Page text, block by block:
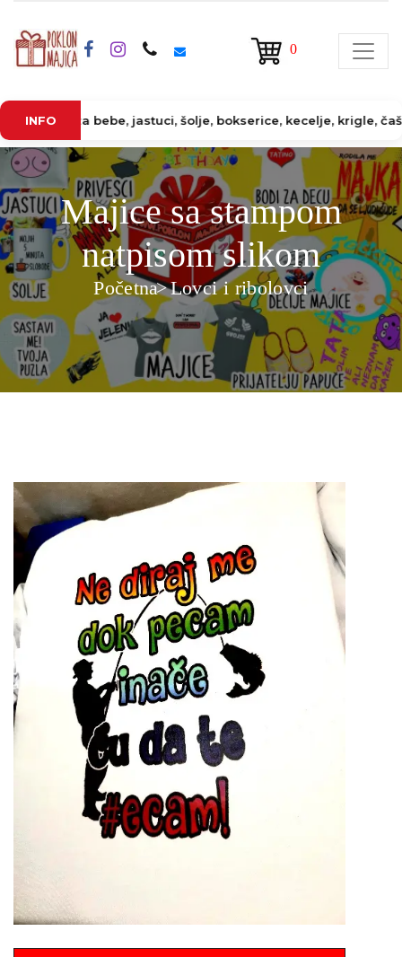
0
INFO
za bebe, jastuci, šolje, bokserice, kecelje, krigle, čaše,
Majice sa stampom
natpisom slikom
Početna Lovci i ribolovci